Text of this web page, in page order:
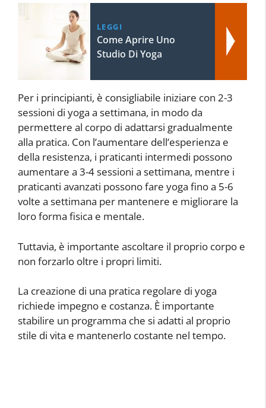
LEGGI
Come Aprire Uno
Studio Di Yoga
Per i principianti, è consigliabile iniziare con 2-3
sessioni di yoga a settimana, in modo da
permettere al corpo di adattarsi gradualmente
alla pratica. Con l’aumentare dell’esperienza e
della resistenza, i praticanti intermedi possono
aumentare a 3-4 sessioni a settimana, mentre i
praticanti avanzati possono fare yoga fino a 5-6
volte a settimana per mantenere e migliorare la
loro forma fisica e mentale.
Tuttavia, è importante ascoltare il proprio corpo e
non forzarlo oltre i propri limiti.
La creazione di una pratica regolare di yoga
richiede impegno e costanza. È importante
stabilire un programma che si adatti al proprio
stile di vita e mantenerlo costante nel tempo.